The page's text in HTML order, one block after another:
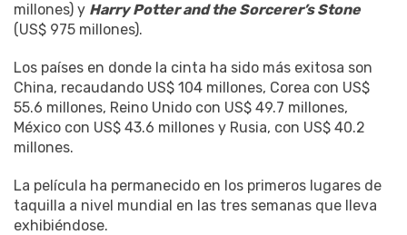
millones) y Harry Potter and the Sorcerer’s Stone
(US$ 975 millones).
Los países en donde la cinta ha sido más exitosa son
China, recaudando US$ 104 millones, Corea con US$
55.6 millones, Reino Unido con US$ 49.7 millones,
México con US$ 43.6 millones y Rusia, con US$ 40.2
millones.
La película ha permanecido en los primeros lugares de
taquilla a nivel mundial en las tres semanas que lleva
exhibiéndose.